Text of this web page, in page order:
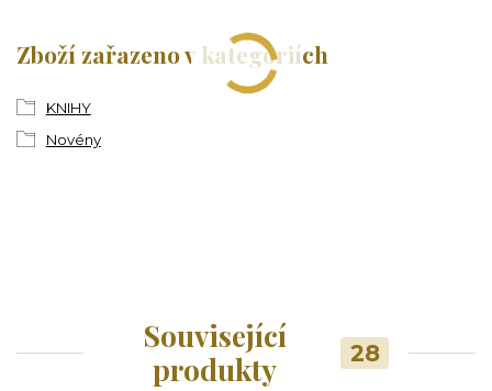
Zboží zařazeno v kategoriích
KNIHY
Novény
Související
produkty
28